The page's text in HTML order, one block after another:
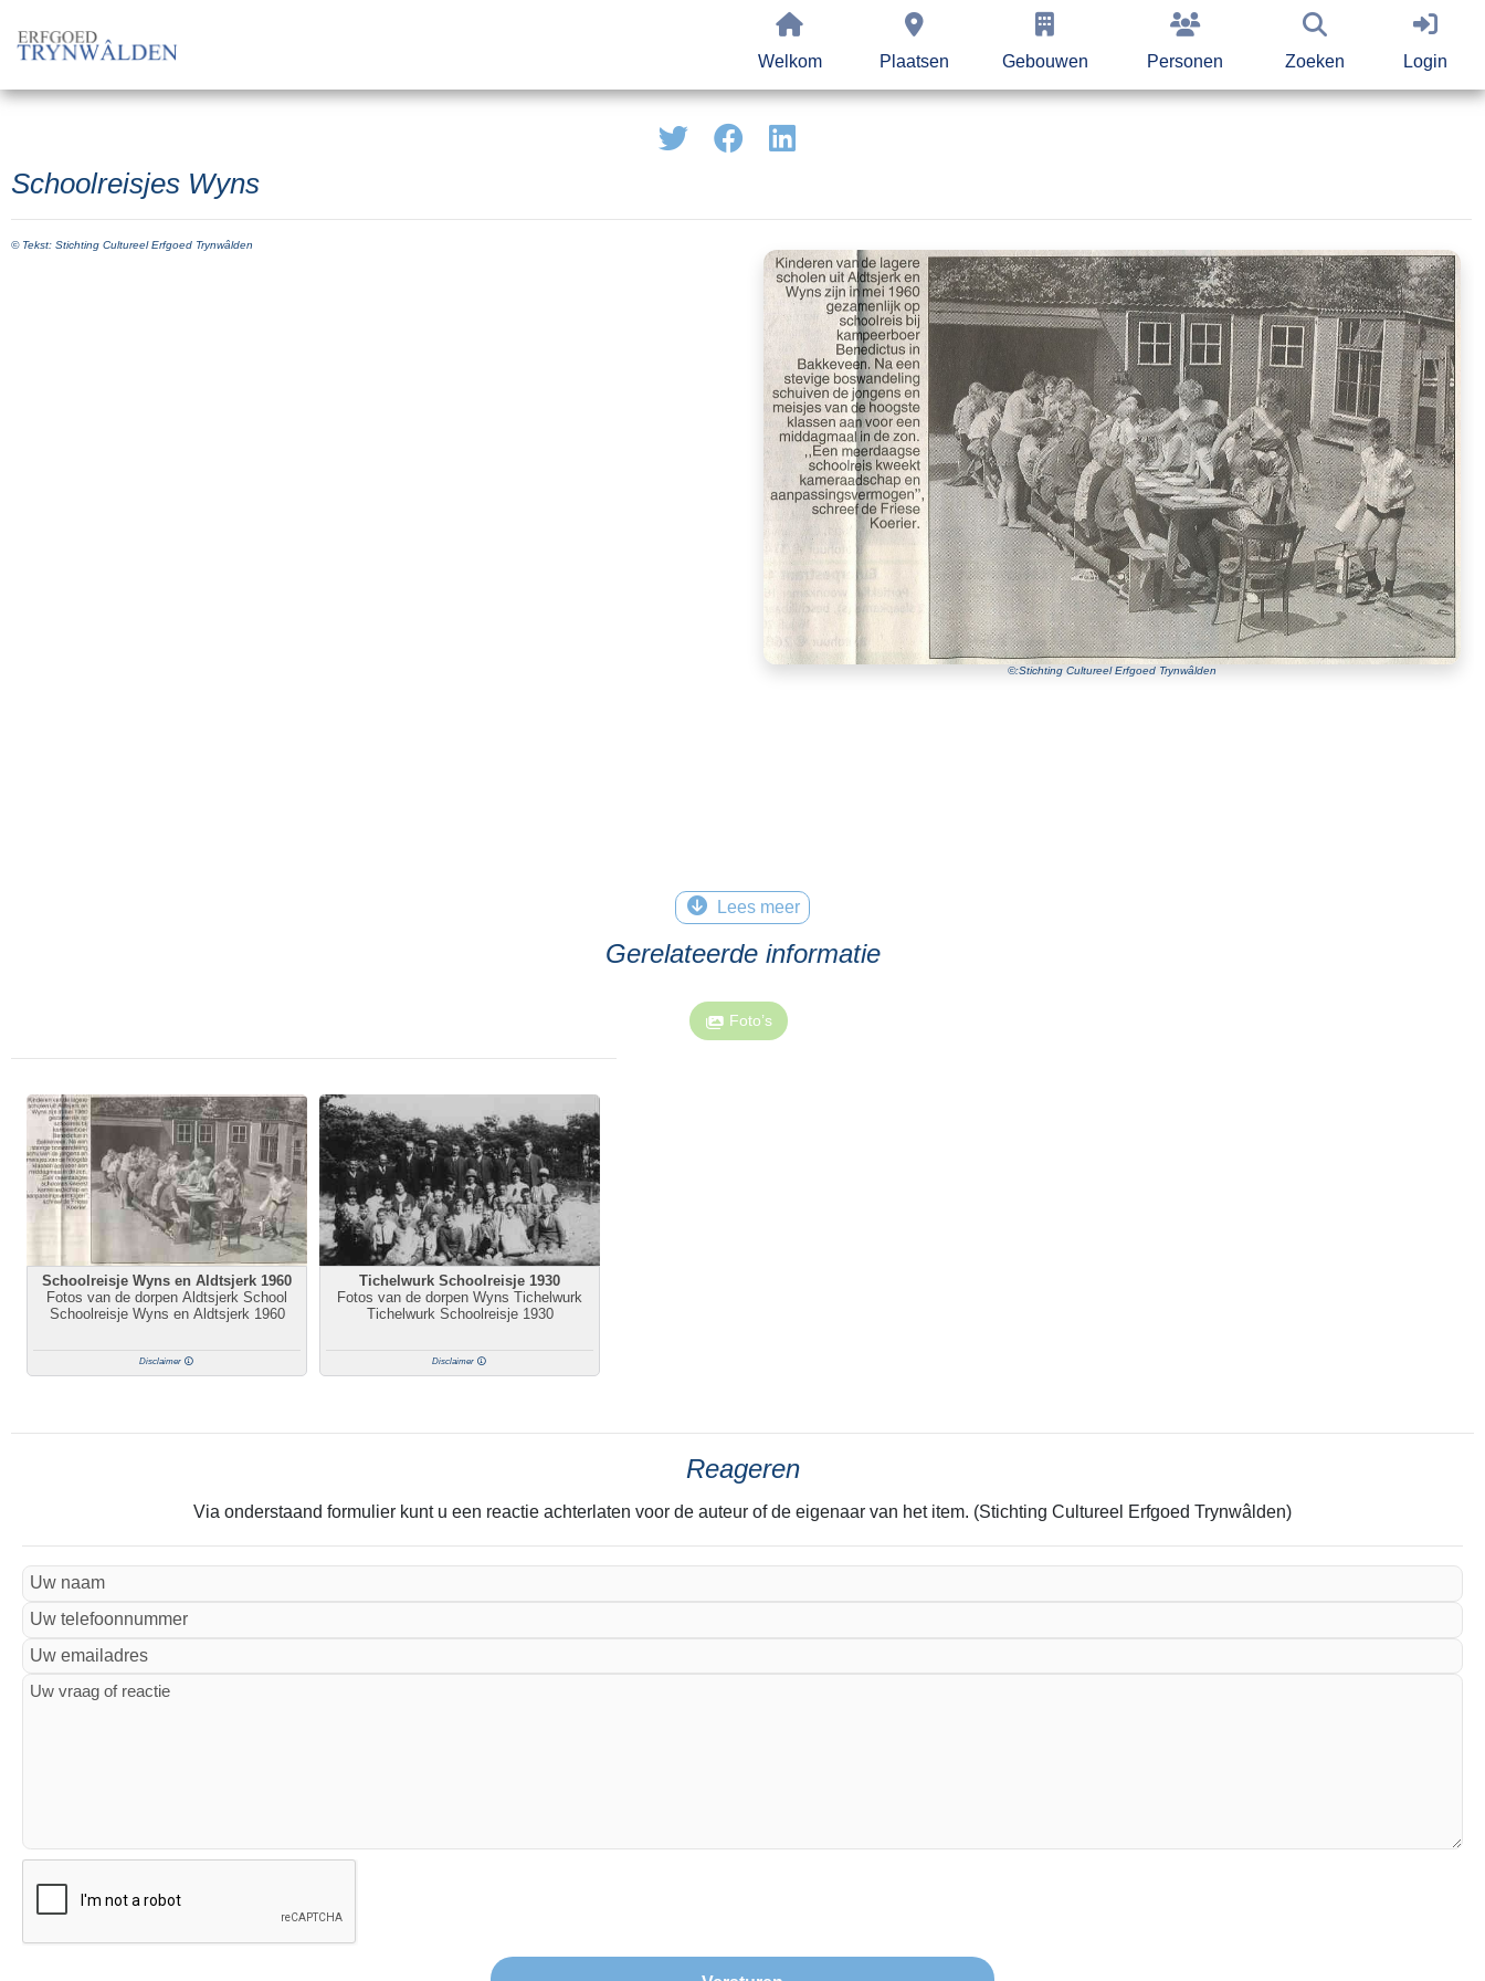
Welkom Plaatsen Gebouwen Personen Zoeken Login
Schoolreisjes Wyns
©:Stichting Cultureel Erfgoed Trynwâlden
© Tekst: Stichting Cultureel Erfgoed Trynwâlden
Lees meer
Gerelateerde informatie
Foto’s
Schoolreisje Wyns en Aldtsjerk 1960
Fotos van de dorpen Aldtsjerk School
Schoolreisje Wyns en Aldtsjerk 1960
Disclaimer
Tichelwurk Schoolreisje 1930
Fotos van de dorpen Wyns Tichelwurk
Tichelwurk Schoolreisje 1930
Disclaimer
Reageren
Via onderstaand formulier kunt u een reactie achterlaten voor de auteur of de eigenaar van het item. (Stichting Cultureel Erfgoed Trynwâlden)